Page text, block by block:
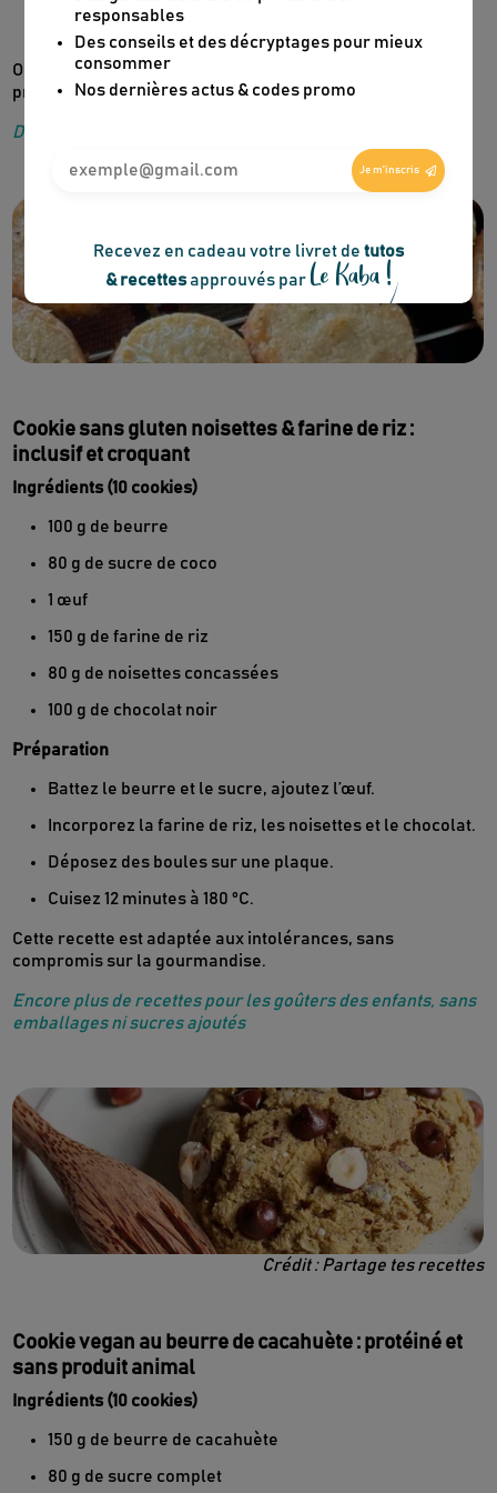
& recettesapprouvés par Le Kaba !
Coupez en rondelles et cuisez 12 minutes à 180 °C.
On obtient des cookies salés parfaits à l’apéritif, faciles à
préparer à l’avance.
Des idées pour un apéro écolo
Cookie sans gluten noisettes & farine de riz :
inclusif et croquant
Ingrédients (10 cookies)
100 g de beurre
80 g de sucre de coco
1 œuf
150 g de farine de riz
80 g de noisettes concassées
100 g de chocolat noir
Préparation
Battez le beurre et le sucre, ajoutez l’œuf.
Incorporez la farine de riz, les noisettes et le chocolat.
Déposez des boules sur une plaque.
Cuisez 12 minutes à 180 °C.
Cette recette est adaptée aux intolérances, sans
compromis sur la gourmandise.
Encore plus de recettes pour les goûters des enfants, sans
emballages ni sucres ajoutés
Crédit : Partage tes recettes
Cookie vegan au beurre de cacahuète : protéiné et
sans produit animal
Ingrédients (10 cookies)
150 g de beurre de cacahuète
80 g de sucre complet